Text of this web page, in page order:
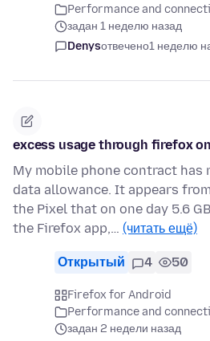
Performance and
задан 1 неделю назад
Denysотвечено1 неделю
excess usage through firefox
My mobile phone contract
data allowance. It appears
the Pixel that on one day 5.6
the Firefox app,… (читать ещё)
Открытый 4 50
Firefox for Android
Performance and
задан 2 недели назад